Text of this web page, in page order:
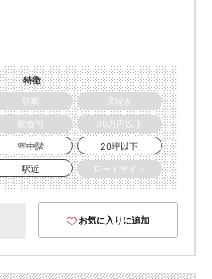
特徴
更新
居抜き
飲食可
30万円以下
空中階
20坪以下
駅近 ロードサイド
お気に入りに追加